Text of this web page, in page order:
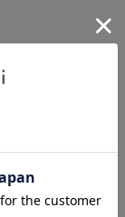
ています